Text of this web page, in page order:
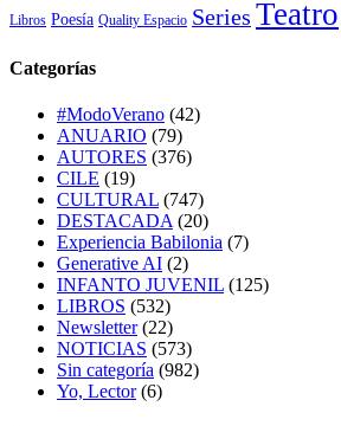
Libros Poesía Quality Espacio Series Teatro
Categorías
#ModoVerano (42)
ANUARIO (79)
AUTORES (376)
CILE (19)
CULTURAL (747)
DESTACADA(20)
Experiencia Babilonia (7)
Generative AI (2)
INFANTO JUVENIL (125)
LIBROS (532)
Newsletter(22)
NOTICIAS (573)
Sin categoría (982)
Yo, Lector(6)